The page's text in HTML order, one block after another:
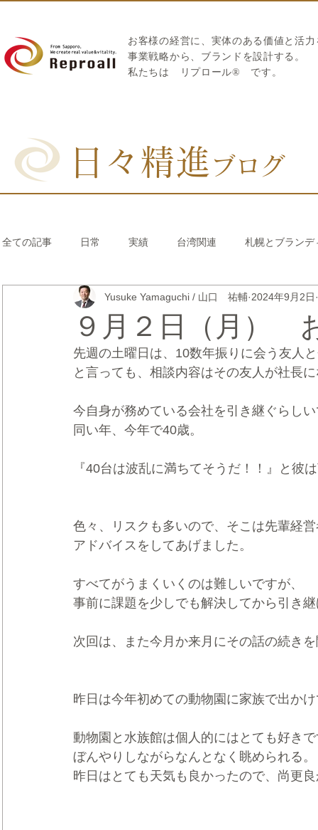
お客様の経営に、実体のある価値と活
​事業戦略から、ブランドを設計する。
私たちは
リプロール® です。
日々精進 ブログ
全ての記事 日常 実績 台湾関連 札幌とブランデ
リブランディング® さとうきび繊維のストロー 中国
CRMブランディング® デジタルマーケティングブランデ
９月２日（月）
Yusuke Yamaguchi / 山口 祐輔 2024年9月2日
先週の土曜日は、10数年振りに会う友人
と言っても、相談内容はその友人が社長
今自身が務めている会社を引き継ぐらし
同い年、今年で40歳。
『40台は波乱に満ちてそうだ！！』と彼
色々、リスクも多いので、そこは先輩経
アドバイスをしてあげました。
すべてがうまくいくのは難しいですが、
事前に課題を少しでも解決してから引き
次回は、また今月か来月にその話の続き
昨日は今年初めての動物園に家族で出か
動物園と水族館は個人的にはとても好き
ぼんやりしながらなんとなく眺められる。
昨日はとても天気も良かったので、尚更